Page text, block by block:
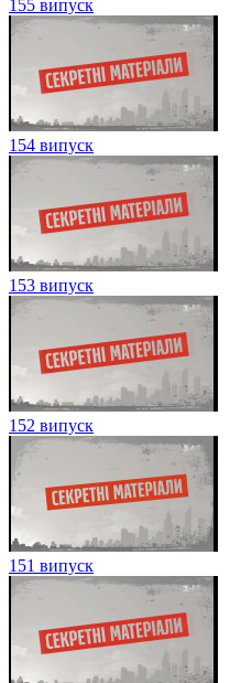
155 випуск
154 випуск
153 випуск
152 випуск
151 випуск